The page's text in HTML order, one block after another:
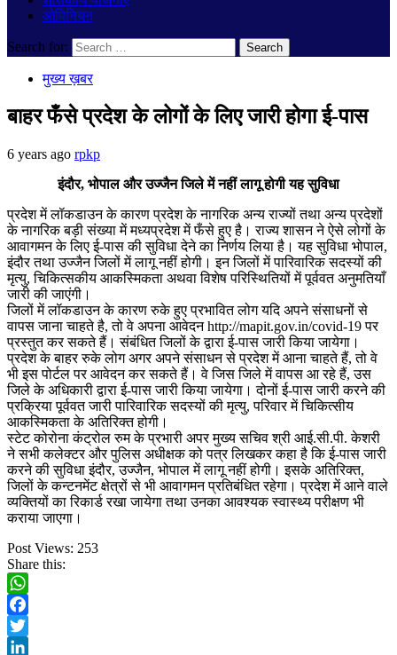
ओपिनियन
Search for:
मुख्य ख़बर
बाहर फँसे प्रदेश के लोगों के लिए जारी होगा ई-पास
6 years ago rpkp
इंदौर, भोपाल और उज्जैन जिले में नहीं लागू होगी यह सुविधा
प्रदेश में लॉकडाउन के कारण प्रदेश के नागरिक अन्य राज्यों तथा अन्य प्रदेशों
के नागरिक बड़ी संख्या में मध्यप्रदेश में फँसे हुए है। राज्य शासन ने ऐसे लोगों के
आवागमन के लिए ई-पास की सुविधा देने का निर्णय लिया है। यह सुविधा भोपाल,
इंदौर तथा उज्जैन जिलों में लागू नहीं होगी। इन जिलों में पारिवारिक सदस्यों की
मृत्यु, चिकित्सकीय आकस्मिकता अथवा विशेष परिस्थितियों में पूर्ववत अनुमतियाँ
जारी की जाएंगी।
जिलों में लॉकडाउन के कारण रुके हुए प्रभावित लोग यदि अपने संसाधनों से
वापस जाना चाहते है, तो वे अपना आवेदन http://mapit.gov.in/covid-19 पर
प्रस्तुत कर सकते हैं। संबंधित जिलों के द्वारा ई-पास जारी किया जायेगा।
प्रदेश के बाहर रुके लोग अगर अपने संसाधन से प्रदेश में आना चाहते हैं, तो वे
भी इस पोर्टल पर आवेदन कर सकते हैं। वे जिस जिले में वापस आ रहे हैं, उस
जिले के अधिकारी द्वारा ई-पास जारी किया जायेगा। दोनों ई-पास जारी करने की
प्रक्रिया पूर्ववत जारी पारिवारिक सदस्यों की मृत्यु, परिवार में चिकित्सीय
आकस्मिकता के अतिरिक्त होगी।
स्टेट कोरोना कंट्रोल रुम के प्रभारी अपर मुख्य सचिव श्री आई.सी.पी. केशरी
ने सभी कलेक्टर और पुलिस अधीक्षक को पत्र लिखकर कहा है कि ई-पास जारी
करने की सुविधा इंदौर, उज्जैन, भोपाल में लागू नहीं होगी। इसके अतिरिक्त,
जिलों के कन्टनमेंट क्षेत्रों से भी आवागमन प्रतिबंधित रहेगा। प्रदेश में आने वाले
व्यक्तियों का रिकार्ड रखा जायेगा तथा उनका आवश्यक स्वास्थ्य परीक्षण भी
कराया जाएगा।
Post Views: 253
Share this:
WhatsApp
Facebook
Twitter